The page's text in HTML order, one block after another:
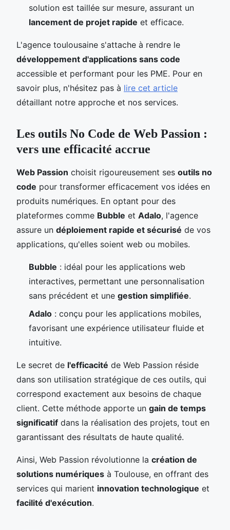
solution est taillée sur mesure, assurant un
lancement de projet rapide et efficace.
L'agence toulousaine s'attache à rendre le
développement d'applications sans code
accessible et performant pour les PME. Pour en
savoir plus, n'hésitez pas à lire cet article
détaillant notre approche et nos services.
Les outils No Code de Web Passion :
vers une efficacité accrue
Web Passion choisit rigoureusement ses outils no
code pour transformer efficacement vos idées en
produits numériques. En optant pour des
plateformes comme Bubble et Adalo, l'agence
assure un déploiement rapide et sécurisé de vos
applications, qu'elles soient web ou mobiles.
Bubble : idéal pour les applications web
interactives, permettant une personnalisation
sans précédent et une gestion simplifiée.
Adalo : conçu pour les applications mobiles,
favorisant une expérience utilisateur fluide et
intuitive.
Le secret de l'efficacité de Web Passion réside
dans son utilisation stratégique de ces outils, qui
correspond exactement aux besoins de chaque
client. Cette méthode apporte un gain de temps
significatif dans la réalisation des projets, tout en
garantissant des résultats de haute qualité.
Ainsi, Web Passion révolutionne la création de
solutions numériques à Toulouse, en offrant des
services qui marient innovation technologique et
facilité d'exécution.